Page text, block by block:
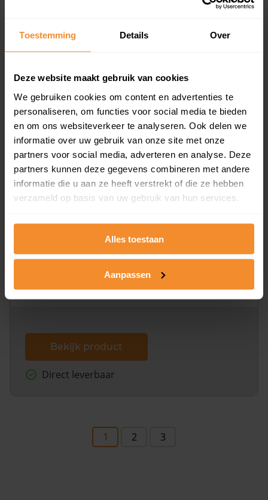
Toestemming Details Over
Deze website maakt gebruik van cookies
We gebruiken cookies om content en advertenties te
personaliseren, om functies voor social media te bieden
en om ons websiteverkeer te analyseren. Ook delen we
informatie over uw gebruik van onze site met onze
partners voor social media, adverteren en analyse. Deze
partners kunnen deze gegevens combineren met andere
informatie die u aan ze heeft verstrekt of die ze hebben
verzameld op basis van uw gebruik van hun services.
Alles toestaan
Aanpassen
koopsommen.
Bekijk product
Direct leverbaar
Kadastrale kaart pakket
Alleen globale ligging perceel
omliggende percelen met de kadastrale erfgrenzen,
dit inclusief de luchtfoto!
Bekijk product
Direct leverbaar
1 2 3